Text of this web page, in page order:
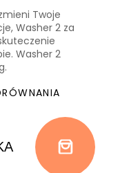
Twoje
Washer 2 za
Washer 2